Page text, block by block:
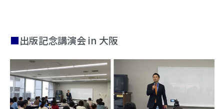
■出版記念講演会 in 大阪